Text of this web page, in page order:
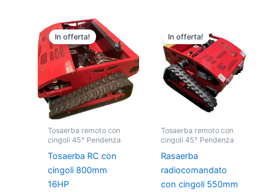
In offerta!
Tosaerba remoto con
cingoli 45° Pendenza
Tosaerba RC con
cingoli 800mm
16HP
Fascia
di
prezzo:
da
$2,600.00
a
$3,000.00
Questo
prodotto
ha
più
varianti.
Le
opzioni
essere
In offerta!
Tosaerba remoto con
cingoli 45° Pendenza
Rasaerba
radiocomandato
con cingoli 550mm
di
prezzo:
da
$1,500.00
a
$1,900.00
prodotto
ha
più
varianti.
Le
opzioni
essere
nella
pagina